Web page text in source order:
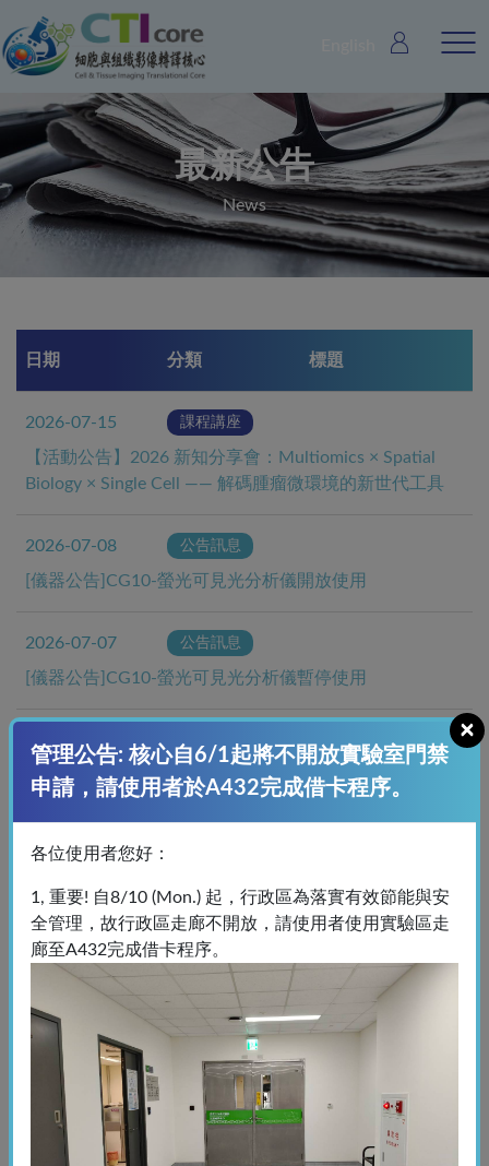
最新公告
News
日期 分類 標題
2026-07-15 課程講座
【活動公告】2026 新知分享會：Multiomics × Spatial
Biology × Single Cell —— 解碼腫瘤微環境的新世代工具
2026-07-08 公告訊息
[儀器公告]CG10-螢光可見光分析儀開放使用
2026-07-07 公告訊息
[儀器公告]CG10-螢光可見光分析儀暫停使用
2026-06-05
A、C棟儀器收費變更
使用
2026-03-25 課程講座
萊富EVOS™ S1000 空間蛋白質光譜影像系統與染色工具
儀器展演
2026-03-09 公告訊息
[儀器公告]生醫共同實驗儀器_G16圓二色光譜儀維修中暫
停使用
管理公告: 核心自6/1起將不開放實驗室門禁
申請，請使用者於A432完成借卡程序。
×
各位使用者您好：
1, 重要! 自8/10 (Mon.) 起，行政區為落實有效節能與安
全管理，故行政區走廊不開放，請使用者使用實驗區走
廊至A432完成借卡程序。